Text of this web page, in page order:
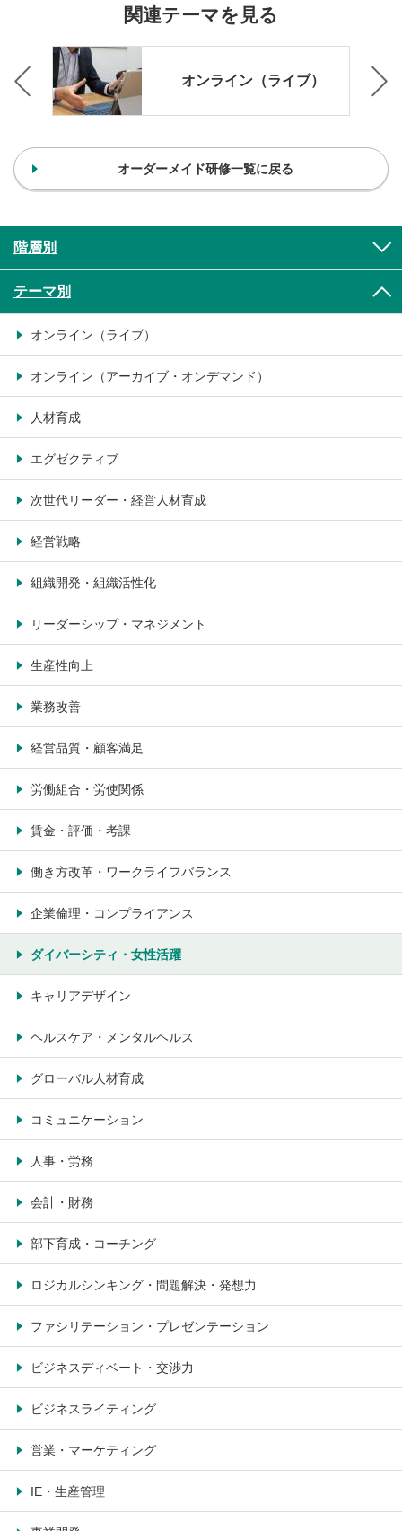
関連テーマを見る
性
オンライン（ライブ）
オーダーメイド研修一覧に戻る
階層別
テーマ別
オンライン（ライブ）
オンライン（アーカイブ・オンデマンド）
人材育成
エグゼクティブ
次世代リーダー・経営人材育成
経営戦略
組織開発・組織活性化
リーダーシップ・マネジメント
生産性向上
業務改善
経営品質・顧客満足
労働組合・労使関係
賃金・評価・考課
働き方改革・ワークライフバランス
企業倫理・コンプライアンス
ダイバーシティ・女性活躍
キャリアデザイン
ヘルスケア・メンタルヘルス
グローバル人材育成
コミュニケーション
人事・労務
会計・財務
部下育成・コーチング
ロジカルシンキング・問題解決・発想力
ファシリテーション・プレゼンテーション
ビジネスディベート・交渉力
ビジネスライティング
営業・マーケティング
IE・生産管理